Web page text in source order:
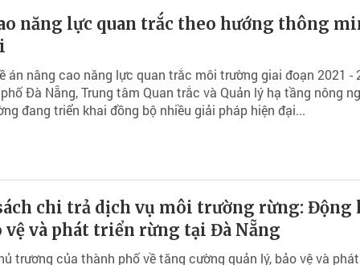
năng lực quan trắc theo hướng thông
án nâng cao năng lực quan trắc môi trường giai đoạn 2021 -
Đà Nẵng, Trung tâm Quan trắc và Quản lý hạ tầng nông
đang triển khai đồng bộ nhiều giải pháp hiện đại...
chi trả dịch vụ môi trường rừng: Động
vệ và phát triển rừng tại Đà Nẵng
trương của thành phố về tăng cường quản lý, bảo vệ và